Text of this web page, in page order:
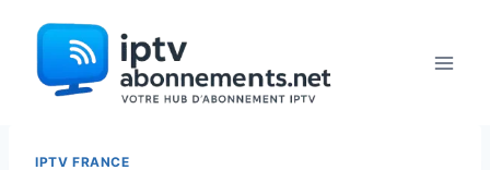
contenu
IPTV FRANCE